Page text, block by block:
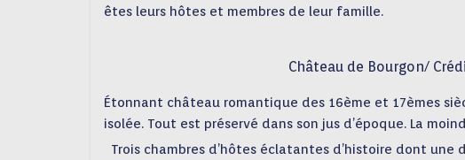
êtes leurs hôtes et membres de leur famille.
Château de Bourgon/
Étonnant château romantique des 16ème et 17èmes
isolée. Tout est préservé dans son jus d’époque. La
Trois chambres d’hôtes éclatantes d’histoire dont